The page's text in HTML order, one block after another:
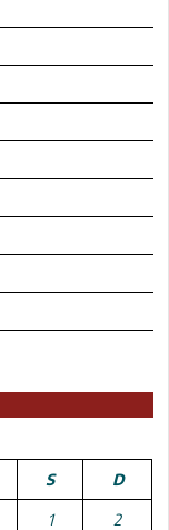
S D
1 2